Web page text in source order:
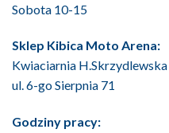
Sobota 10-15
Sklep Kibica Moto Arena:
Kwiaciarnia H.Skrzydlewska
ul. 6-go Sierpnia 71
Godziny pracy: